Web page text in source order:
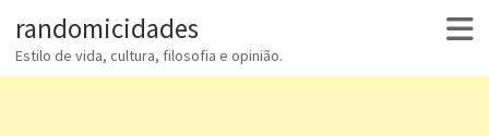
randomicidades
Estilo de vida, cultura, filosofia e opinião.